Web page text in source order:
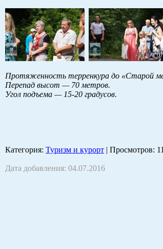
Протяженность терренкура до «Старой
Перепад высот — 70 метров.
Угол подъема — 15-20 градусов.
Категория: Туризм и курорт | Просмотров:
Дата добавления: 04.07.2016